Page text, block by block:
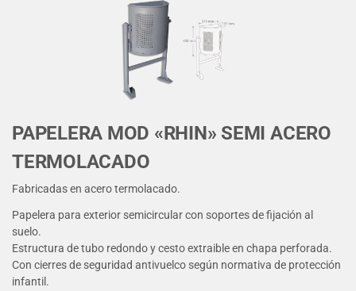
PAPELERA MOD «RHIN» SEMI ACERO
TERMOLACADO
Fabricadas en acero termolacado.
Papelera para exterior semicircular con soportes de fijación al
suelo.
Estructura de tubo redondo y cesto extraible en chapa perforada.
Con cierres de seguridad antivuelco según normativa de protección
infantil.